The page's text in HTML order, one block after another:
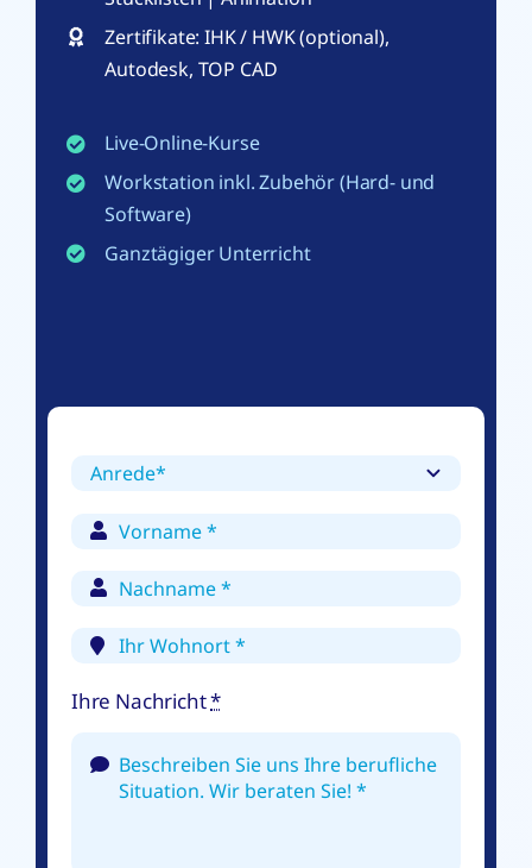
Zertifikate: IHK / HWK (optional),
Autodesk, TOP CAD
Live-Online-Kurse
Workstation inkl. Zubehör (Hard- und
Software)
Ganztägiger Unterricht
Ihre Nachricht*